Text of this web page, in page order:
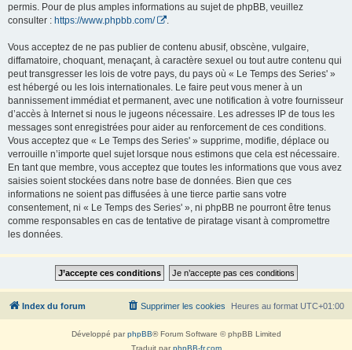
permis. Pour de plus amples informations au sujet de phpBB, veuillez
consulter : https://www.phpbb.com/
Vous acceptez de ne pas publier de contenu abusif, obscène, vulgaire,
diffamatoire, choquant, menaçant, à caractère sexuel ou tout autre contenu qui
peut transgresser les lois de votre pays, du pays où « Le Temps des Series' »
est hébergé ou les lois internationales. Le faire peut vous mener à un
bannissement immédiat et permanent, avec une notification à votre fournisseur
d’accès à Internet si nous le jugeons nécessaire. Les adresses IP de tous les
messages sont enregistrées pour aider au renforcement de ces conditions.
Vous acceptez que « Le Temps des Series' » supprime, modifie, déplace ou
verrouille n’importe quel sujet lorsque nous estimons que cela est nécessaire.
En tant que membre, vous acceptez que toutes les informations que vous avez
saisies soient stockées dans notre base de données. Bien que ces
informations ne soient pas diffusées à une tierce partie sans votre
consentement, ni « Le Temps des Series' », ni phpBB ne pourront être tenus
comme responsables en cas de tentative de piratage visant à compromettre
les données.
Index du forum Heures au format UTC+01:00
Supprimer les cookies
Développé parphpBB® Forum Software © phpBB Limited
Traduit parphpBB-fr.com